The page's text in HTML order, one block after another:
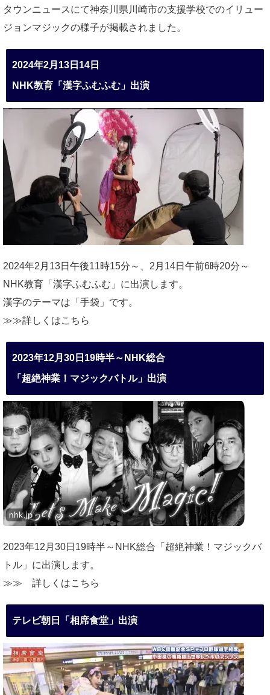
タウンニュースにて神奈川県川崎市の支援学校でのイリュー
ジョンマジックの様子が掲載されました。
2024年2月13日14日
NHK教育「漢字ふむふむ」出演
2024年2月13日午後11時15分～、2月14日午前6時20分～
NHK教育「漢字ふむふむ」に出演します。
漢字のテーマは「手袋」です。
≫≫詳しくはこちら
2023年12月30日19時半～NHK総合
「超絶神業！マジックバトル」出演
2023年12月30日19時半～NHK総合「超絶神業！マジックバ
トル」に出演します。
≫≫ 詳しくはこちら
テレビ朝日「相席食堂」出演